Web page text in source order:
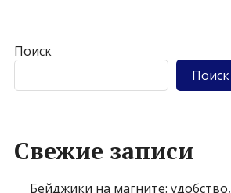
Поиск
Поиск
Свежие записи
Бейджики на магните: удобство,